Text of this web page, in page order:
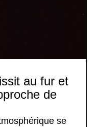
au fur et
de
se